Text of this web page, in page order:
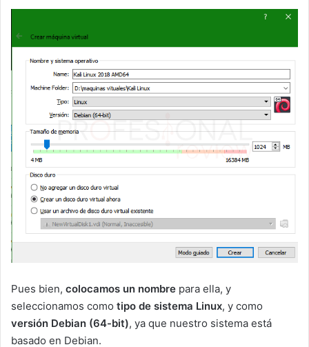
Pues bien, colocamos un nombre para ella, y
seleccionamos como tipo de sistema Linux, y como
versión Debian (64-bit), ya que nuestro sistema está
basado en Debian.